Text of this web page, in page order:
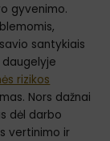
gyvenimo.
santykiais
rizikos
Nors dažnai
dėl darbo
vertinimo ir